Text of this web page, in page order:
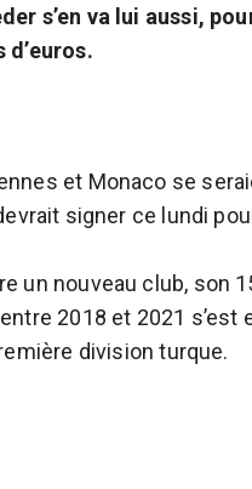
s’en va lui aussi,
et Monaco se
signer ce lundi
un nouveau club, son
2018 et 2021 s’est
division turque.